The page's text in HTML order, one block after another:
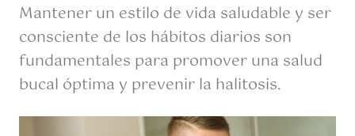
Mantener un estilo de vida saludable y ser
consciente de los hábitos diarios son
fundamentales para promover una salud
bucal óptima y prevenir la halitosis.